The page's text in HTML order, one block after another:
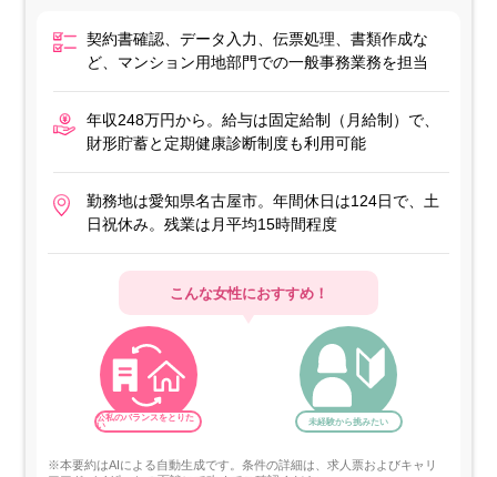
契約書確認、データ入力、伝票処理、書類作成な
ど、マンション用地部門での一般事務業務を担当
年収248万円から。給与は固定給制（月給制）で、
財形貯蓄と定期健康診断制度も利用可能
勤務地は愛知県名古屋市。年間休日は124日で、土
日祝休み。残業は月平均15時間程度
こんな女性におすすめ！
公私のバランスをとりた
い 未経験から挑みたい
※本要約はAIによる自動生成です。条件の詳細は、求人票およびキャリ